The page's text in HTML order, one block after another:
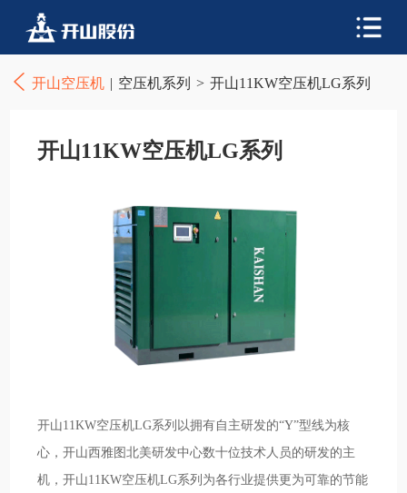
开山空压机 | 空压机系列 > 开山11KW空压机LG系列
开山11KW空压机LG系列
开山11KW空压机LG系列以拥有自主研发的“Y”型线为核
心，开山西雅图北美研发中心数十位技术人员的研发的主
机，开山11KW空压机LG系列为各行业提供更为可靠的节能